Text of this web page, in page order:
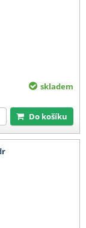
skladem
Do košíku